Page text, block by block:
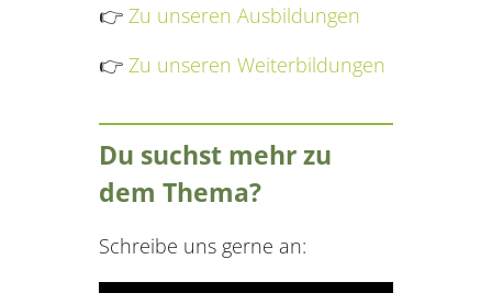
👉 Zu unseren Ausbildungen
👉 Zu unseren Weiterbildungen
Du suchst mehr zu
dem Thema?
Schreibe uns gerne an: